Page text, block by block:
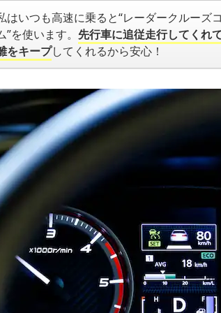
はいつも高速に乗ると“レーダークルーズ
”を使います。 先行車に追従走行してくれ
をキープしてくれるから安心！